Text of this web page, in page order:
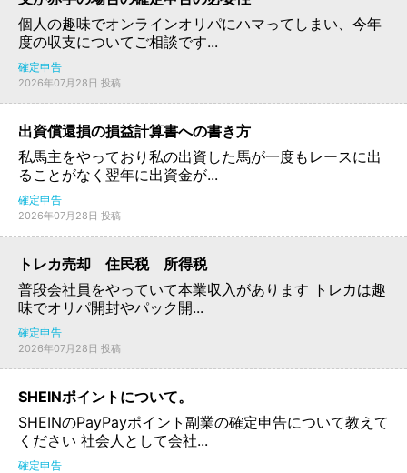
個人の趣味でオンラインオリパにハマってしまい、今年
度の収支についてご相談です...
確定申告
2026年07月28日 投稿
出資償還損の損益計算書への書き方
私馬主をやっており私の出資した馬が一度もレースに出
ることがなく翌年に出資金が...
確定申告
2026年07月28日 投稿
トレカ売却 住民税 所得税
普段会社員をやっていて本業収入があります トレカは趣
味でオリパ開封やパック開...
確定申告
2026年07月28日 投稿
SHEINポイントについて。
SHEINのPayPayポイント副業の確定申告について教えて
ください 社会人として会社...
確定申告